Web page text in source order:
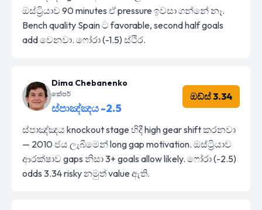
ඔස්ට්‍රියාව 90 minutes ඒ pressure ඉවසා ගන්නේ නෑ.
Bench quality Spain ට favorable, second half goals
add වෙනවා. ෆෝරා (-1.5) ස්ථිර.
Dima Chebanenko
කේපර්
ස්පාඤ්ඤය -2.5
ඔඩ්ස් 3.34
ස්පාඤ්ඤය knockout stage හිදී high gear shift කරනවා
— 2010 ජය ලැබීමෙන් long gap motivation. ඔස්ට්‍රියාව
ආරක්ෂාව gaps නිසා 3+ goals allow likely. ෆෝරා (-2.5)
odds 3.34 risky නමුත් value ඇති.